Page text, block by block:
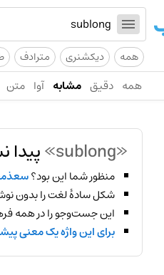
همه دیکشنری مترادف
همه دقیق مشابه آوا متن
«sublong» پیدا
منظور شما این بود؟
شکل سادهٔ لغت را بدون
این جست‌وجو را در همه
برای این واژه یک معنی